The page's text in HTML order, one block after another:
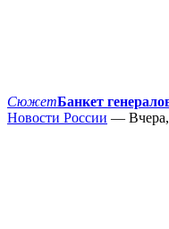
СюжетБанкет
Новости России — Вчера,